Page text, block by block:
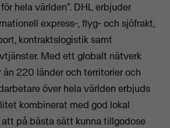
hela världen”. DHL erbjuder
express-, flyg- och sjöfrakt,
kontraktslogistik samt
Med ett globalt nätverk
än 220 länder och territorier och
över hela världen erbjuds
kombinerat med god lokal
på bästa sätt kunna tillgodose